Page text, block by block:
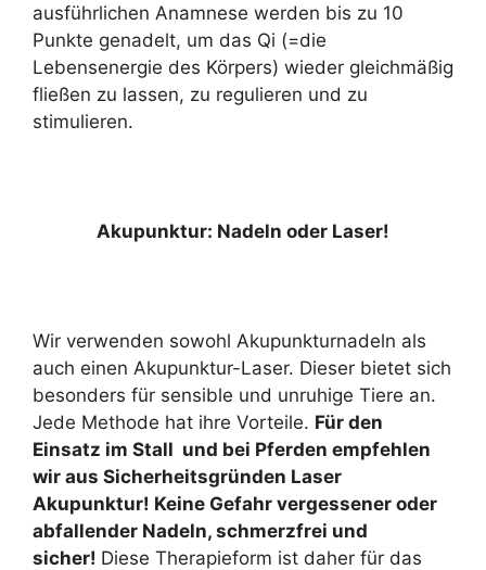
ausführlichen Anamnese werden bis zu 10
Punkte genadelt, um das Qi (=die
Lebensenergie des Körpers) wieder gleichmäßig
fließen zu lassen, zu regulieren und zu
stimulieren.
Akupunktur: Nadeln oder Laser!
Wir verwenden sowohl Akupunkturnadeln als
auch einen Akupunktur-Laser. Dieser bietet sich
besonders für sensible und unruhige Tiere an.
Jede Methode hat ihre Vorteile. Für den
Einsatz im Stall und bei Pferden empfehlen
wir aus Sicherheitsgründen Laser
Akupunktur! Keine Gefahr vergessener oder
abfallender Nadeln, schmerzfrei und
sicher! Diese Therapieform ist daher für das